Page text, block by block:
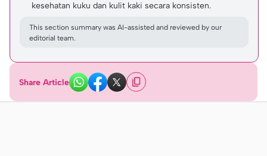
kesehatan kuku dan kulit kaki secara konsisten.
This section summary was AI-assisted and reviewed by our
editorial team.
Share Article